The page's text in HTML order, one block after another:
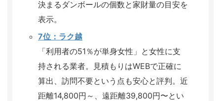
決まるダンボールの個数と家財量の目安を
表示。
7位：ラク越
「利用者の51％が単身女性」と女性に支
持される業者。見積もりはWEBで正確に
算出、訪問不要という点も安心と評判。近
距離14,800円～、遠距離39,800円〜とい